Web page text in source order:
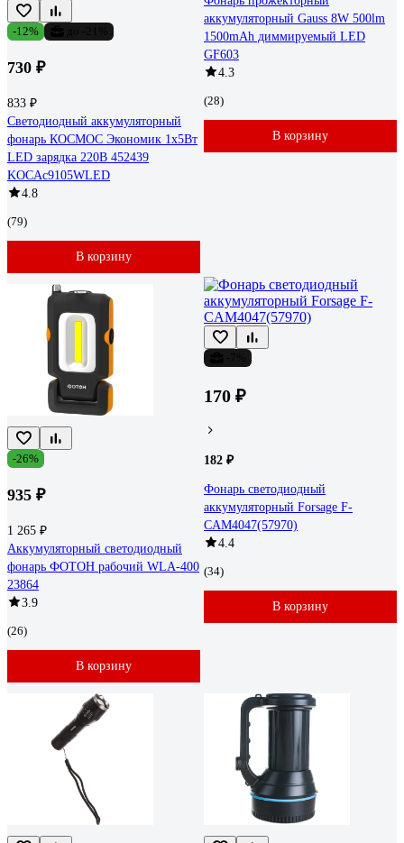
-12%
730 ₽
833 ₽
Светодиодный аккумуляторный
фонарь КОСМОС Экономик 1х5Вт
LED зарядка 220В 452439
KOCAc9105WLED
4.8
(79)
В корзину
аккумуляторный Gauss 8W 500lm
1500mAh диммируемый LED
GF603
4.3
(28)
В корзину
-26%
935 ₽
1 265 ₽
Аккумуляторный светодиодный
фонарь ФОТОН рабочий WLА-400
23864
3.9
(26)
В корзину
170 ₽
182 ₽
Фонарь светодиодный
аккумуляторный Forsage F-
CAM4047(57970)
4.4
(34)
В корзину